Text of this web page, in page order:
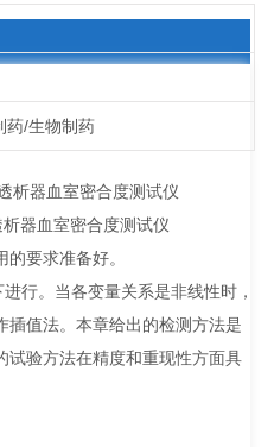
药/生物制药
器血室密合度测试仪
要求准备好。
行。当各变量关系是非线性时，
插值法。本章给出的检测方法是
试验方法在精度和重现性方面具